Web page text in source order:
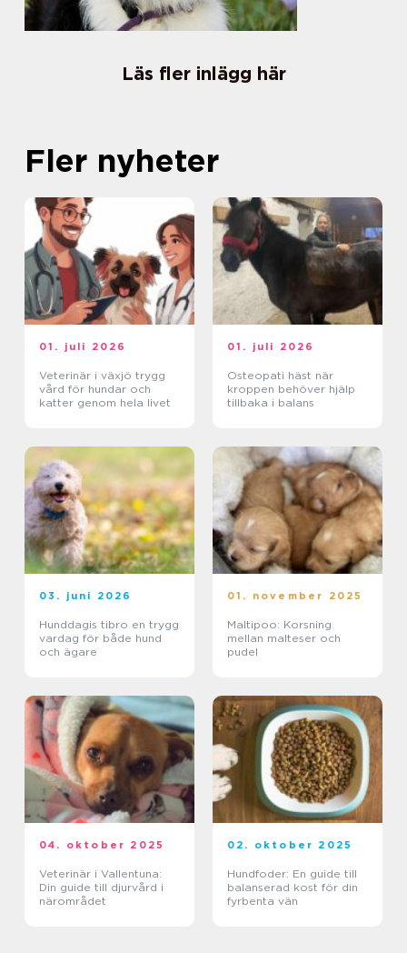
Läs fler inlägg här
Fler nyheter
01. juli 2026
Veterinär i växjö trygg
vård för hundar och
katter genom hela livet
01. juli 2026
Osteopati häst när
kroppen behöver hjälp
tillbaka i balans
03. juni 2026
Hunddagis tibro en trygg
vardag för både hund
och ägare
01. november 2025
Maltipoo: Korsning
mellan malteser och
pudel
04. oktober 2025
Veterinär i Vallentuna:
Din guide till djurvård i
närområdet
02. oktober 2025
Hundfoder: En guide till
balanserad kost för din
fyrbenta vän